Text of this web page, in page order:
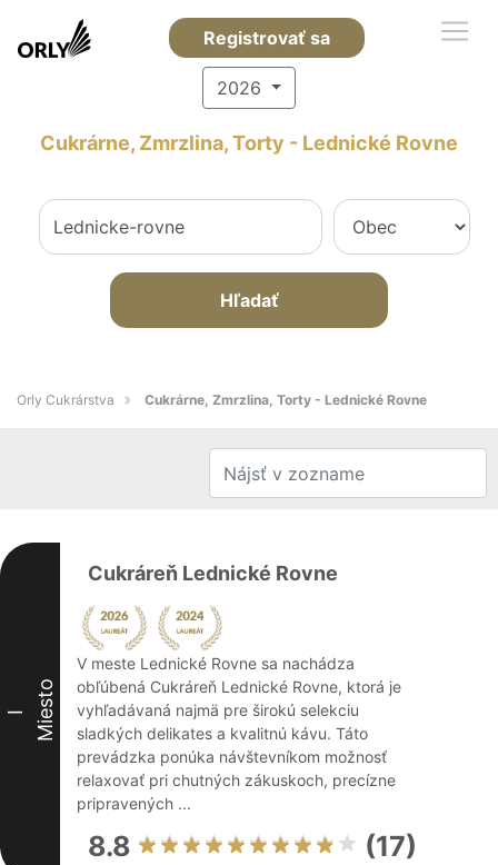
Registrovať sa
2026
Cukrárne, Zmrzlina, Torty - Lednické Rovne
Hľadať
Orly Cukrárstva Cukrárne, Zmrzlina, Torty - Lednické Rovne
I Miesto
Cukráreň Lednické Rovne
V meste Lednické Rovne sa nachádza
obľúbená Cukráreň Lednické Rovne, ktorá je
vyhľadávaná najmä pre širokú selekciu
sladkých delikates a kvalitnú kávu. Táto
prevádzka ponúka návštevníkom možnosť
relaxovať pri chutných zákuskoch, precízne
pripravených ...
8.8 (17)